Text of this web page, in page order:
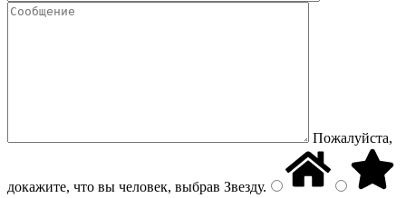
Пожалуйста,
докажите, что вы человек, выбрав Звезду.